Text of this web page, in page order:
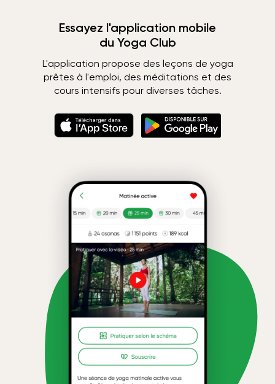
Essayez l'application mobile
du Yoga Club
L'application propose des leçons de yoga
prêtes à l'emploi, des méditations et des
cours intensifs pour diverses tâches.